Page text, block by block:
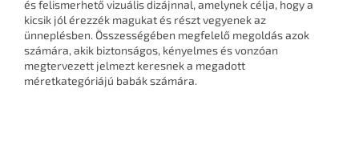
és felismerhető vizuális dizájnnal, amelynek célja, hogy a
kicsik jól érezzék magukat és részt vegyenek az
ünneplésben. Összességében megfelelő megoldás azok
számára, akik biztonságos, kényelmes és vonzóan
megtervezett jelmezt keresnek a megadott
méretkategóriájú babák számára.